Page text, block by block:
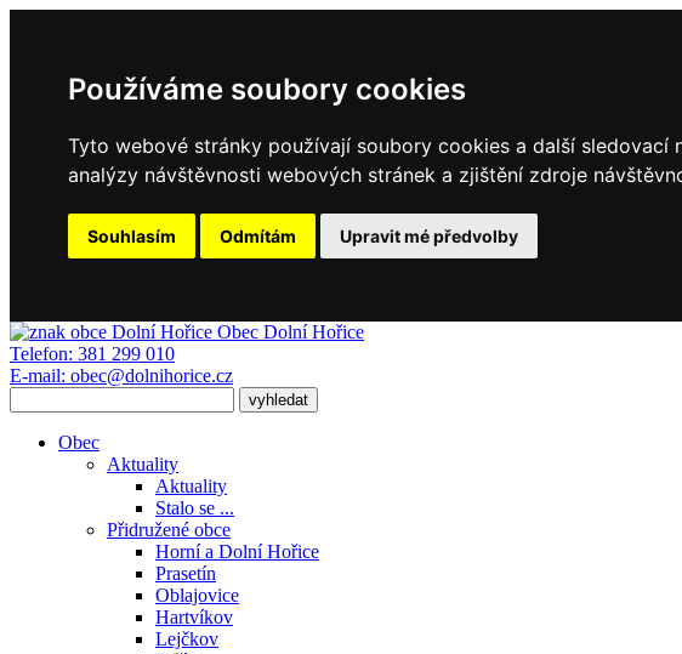
Používáme soubory cookies
Tyto webové stránky používají soubory cookies a další sledovací
analýzy návštěvnosti webových stránek a zjištění zdroje
Souhlasím Odmítám Upravit mé předvolby
Obec Dolní Hořice
Telefon: 381 299 010
E-mail: obec@dolnihorice.cz
Obec
Aktuality
Aktuality
Stalo se ...
Přidružené obce
Horní a Dolní Hořice
Prasetín
Oblajovice
Hartvíkov
Lejčkov